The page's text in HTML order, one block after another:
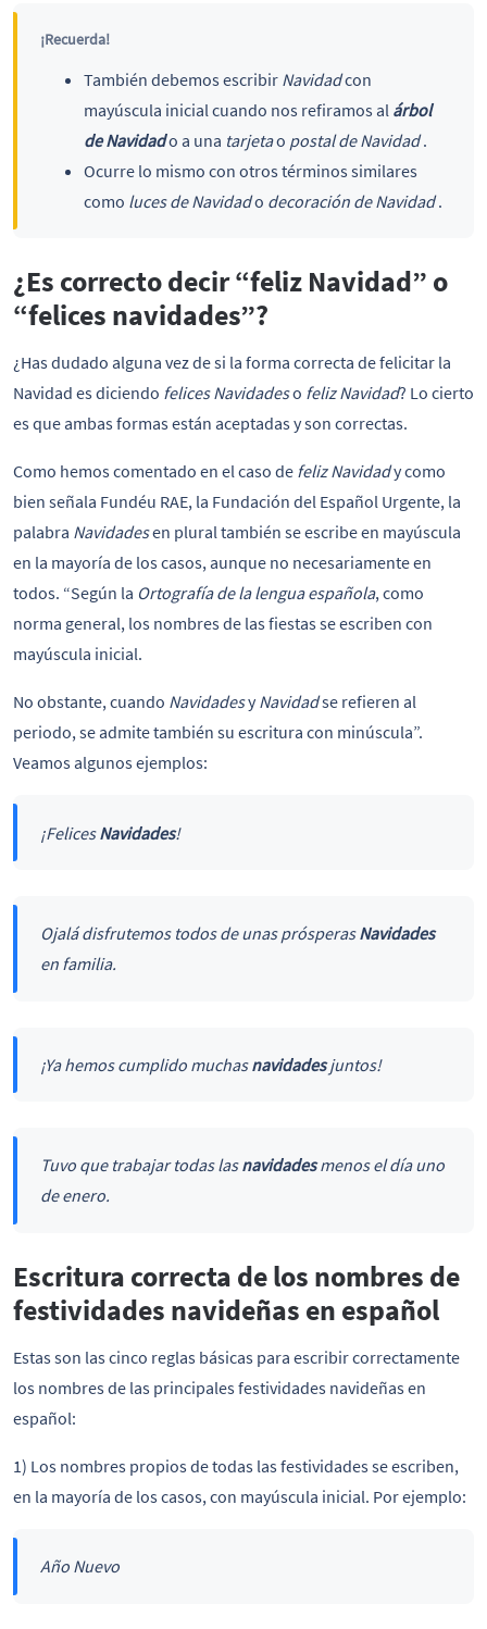
¡Recuerda!
También debemos escribir Navidadcon
mayúscula inicial cuando nos refiramos al árbol
de Navidado a una tarjetao postal de Navidad.
Ocurre lo mismo con otros términos similares
como luces de Navidado decoración de Navidad.
¿Es correcto decir “feliz Navidad” o
“felices navidades”?
¿Has dudado alguna vez de si la forma correcta de felicitar la
Navidad es diciendo felices Navidadeso feliz Navidad? Lo cierto
es que ambas formas están aceptadas y son correctas.
Como hemos comentado en el caso de feliz Navidady como
bien señala Fundéu RAE, la Fundación del Español Urgente, la
palabra Navidadesen pluraltambién se escribe en mayúscula
en la mayoría de los casos, aunque no necesariamente en
todos. “Según la Ortografía de la lengua española, como
norma general, los nombres de las fiestas se escriben con
mayúscula inicial.
No obstante, cuando NavidadesyNavidadse refieren al
periodo, se admite también su escritura con minúscula”.
Veamos algunos ejemplos:
¡FelicesNavidades!
Ojalá disfrutemos todos de unas prósperasNavidades
en familia.
¡Ya hemos cumplido muchasnavidadesjuntos!
Tuvo que trabajar todas lasnavidadesmenos el día uno
de enero.
Escritura correcta de los nombres de
festividades navideñas en español
Estas son las cinco reglas básicas para escribir correctamente
los nombres de las principales festividades navideñas en
español:
1) Los nombres propios de todas las festividades se escriben,
en la mayoría de los casos, con mayúscula inicial. Por ejemplo:
Año Nuevo